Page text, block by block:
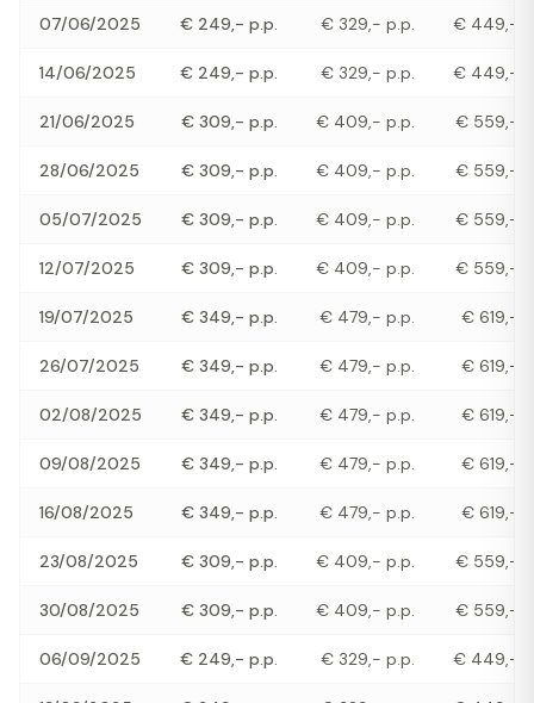
07/06/2025 € 249,- p.p. € 329,- p.p. € 449,-
14/06/2025 € 249,- p.p. € 329,- p.p. € 449,-
21/06/2025 € 309,- p.p. € 409,- p.p. € 559,-
28/06/2025 € 309,- p.p. € 409,- p.p. € 559,-
05/07/2025 € 309,- p.p. € 409,- p.p. € 559,-
12/07/2025 € 309,- p.p. € 409,- p.p. € 559,-
19/07/2025 € 349,- p.p. € 479,- p.p. € 619,-
26/07/2025 € 349,- p.p. € 479,- p.p. € 619,-
02/08/2025 € 349,- p.p. € 479,- p.p. € 619,-
09/08/2025 € 349,- p.p. € 479,- p.p. € 619,-
16/08/2025 € 349,- p.p. € 479,- p.p. € 619,-
23/08/2025 € 309,- p.p. € 409,- p.p. € 559,-
30/08/2025 € 309,- p.p. € 409,- p.p. € 559,-
06/09/2025 € 249,- p.p. € 329,- p.p. € 449,-